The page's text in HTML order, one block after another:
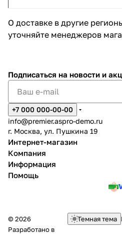
О доставке в другие
уточняйте менеджеров
Подписаться на новости и
+7 000 000-00-00
info@premier.aspro-demo.ru
г. Москва, ул. Пушкина 19
Интернет-магазин
Компания
Информация
Помощь
© 2026 Темная тема
Разработано в